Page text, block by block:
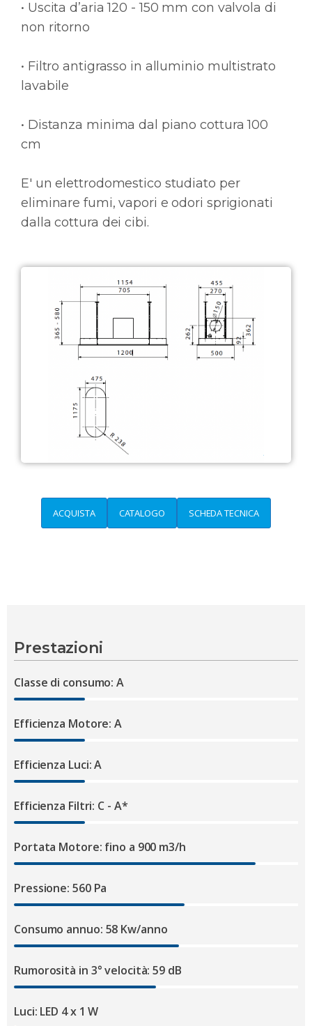
• Uscita d’aria 120 - 150 mm con valvola di
non ritorno
• Filtro antigrasso in alluminio multistrato
lavabile
• Distanza minima dal piano cottura 100
cm
E' un elettrodomestico studiato per
eliminare fumi, vapori e odori sprigionati
dalla cottura dei cibi.
ACQUISTA CATALOGO SCHEDA TECNICA
Prestazioni
Classe di consumo: A
Efficienza Motore: A
Efficienza Luci: A
Efficienza Filtri: C - A*
Portata Motore: fino a 900 m3/h
Pressione: 560 Pa
Consumo annuo: 58 Kw/anno
Rumorosità in 3° velocità: 59 dB
Luci: LED 4 x 1 W